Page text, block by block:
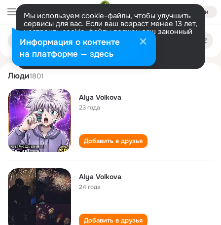
Войти
Мы используем cookie-файлы, чтобы улучшить
сервисы для вас. Если ваш возраст менее 13 лет,
настроить cookie-файлы должен ваш законный
представитель. Больше информации
Разрешить все Настроить
Поиск
людям
alya volkova
Люди1801
Alya Volkova
23 года
Добавить в друзья
Alya Volkova
24 года
Добавить в друзья
Информация о контенте
на платформе — здесь